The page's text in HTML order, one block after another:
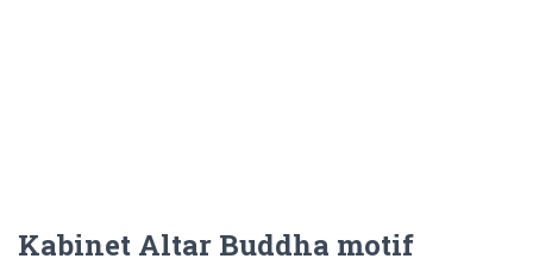
Kabinet Altar Buddha motif